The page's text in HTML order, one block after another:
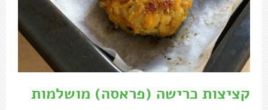
קציצות כרישה (פראסה) מושלמות